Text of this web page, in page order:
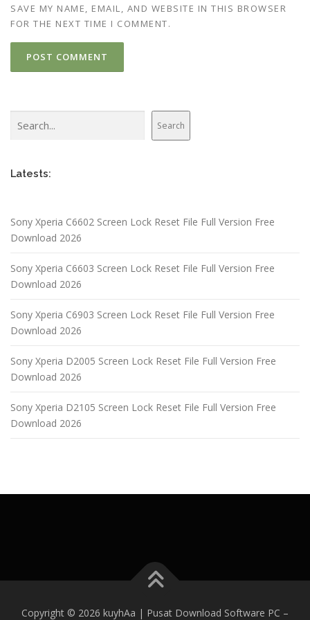
SAVE MY NAME, EMAIL, AND WEBSITE IN THIS BROWSER
FOR THE NEXT TIME I COMMENT.
Search
Latests:
Sony Xperia C6602 Screen Lock Reset File Full Version Free
Download 2026
Sony Xperia C6603 Screen Lock Reset File Full Version Free
Download 2026
Sony Xperia C6903 Screen Lock Reset File Full Version Free
Download 2026
Sony Xperia D2005 Screen Lock Reset File Full Version Free
Download 2026
Sony Xperia D2105 Screen Lock Reset File Full Version Free
Download 2026
Copyright © 2026 kuyhAa | Pusat Download Software PC –